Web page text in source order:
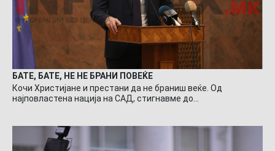
БАТЕ, БАТЕ, НЕ НЕ БРАНИ ПОВЕЌЕ
Кочи Христијане и престани да не браниш веќе. Од
најповластена нација на САД, стигнавме до…